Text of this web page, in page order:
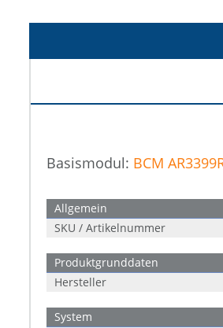
Basismodul: BCM
Allgemein
SKU / Artikelnummer
Produktgrunddaten
Hersteller
System